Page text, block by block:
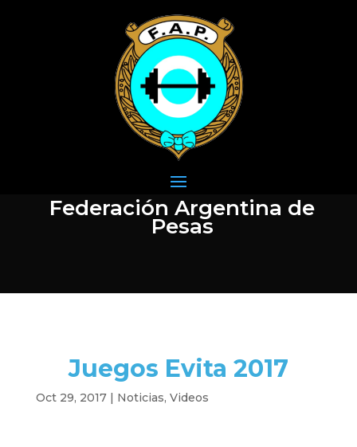
Federación Argentina de
Pesas
Juegos Evita 2017
Oct 29, 2017| Noticias, Videos